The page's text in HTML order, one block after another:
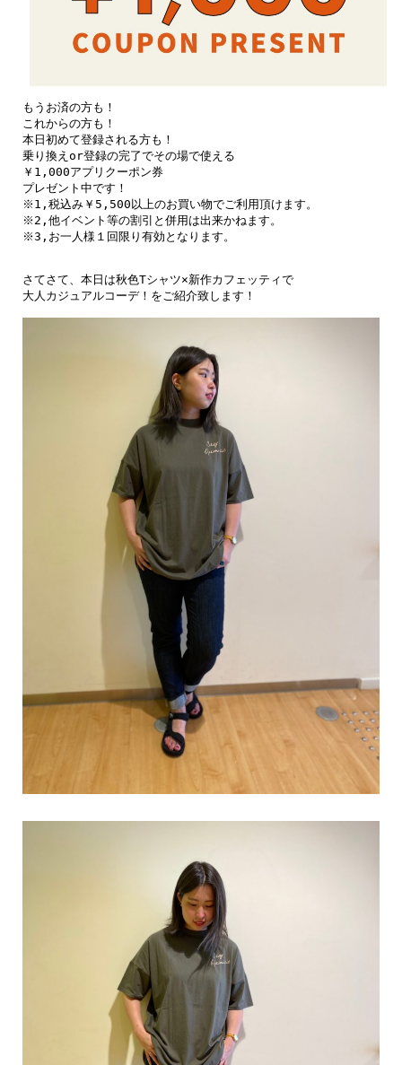
もうお済の方も！
これからの方も！
本日初めて登録される方も！
乗り換えor登録の完了でその場で使える
￥1,000アプリクーポン券
プレゼント中です！
※1,税込み￥5,500以上のお買い物でご利用頂けます。
※2,他イベント等の割引と併用は出来かねます。
※3,お一人様１回限り有効となります。
さてさて、本日は秋色Tシャツ×新作カフェッティで
大人カジュアルコーデ！をご紹介致します！